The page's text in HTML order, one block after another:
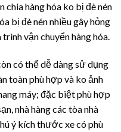
chia hàng hóa ko bị đè nén
bị đè nén nhiều gây hỏng
vận chuyển hàng hóa.
có thể dễ dàng sử dụng
toàn phù hợp và ko ảnh
máy; đặc biệt phù hợp
nhà hàng các tòa nhà
ý kích thước xe có phù